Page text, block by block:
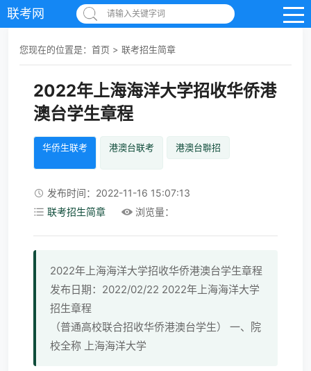
联考网 请输入关键字词
您现在的位置是： 首页 > 联考招生简章
2022年上海海洋大学招收华侨港
澳台学生章程
华侨生联考 港澳台联考 港澳台聨招
发布时间：2022-11-16 15:07:13
联考招生简章
浏览量：
2022年上海海洋大学招收华侨港澳台学生章程
发布日期：2022/02/22 2022年上海海洋大学
招生章程
（普通高校联合招收华侨港澳台学生） 一、院
校全称 上海海洋大学